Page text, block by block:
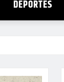
DEPORTES